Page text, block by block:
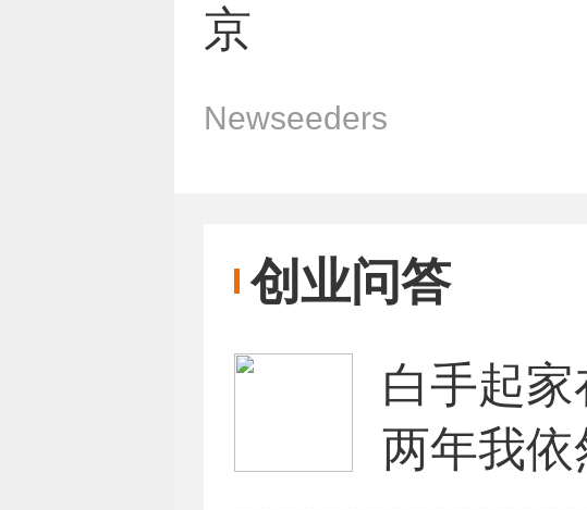
京
Newseeders
创业问答
白手起
两年我